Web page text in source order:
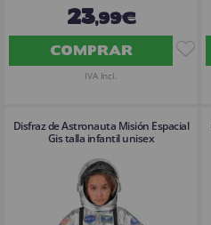
23,99€
COMPRAR
IVA Incl.
Disfraz de Astronauta Misión Espacial
Gis talla infantil unisex